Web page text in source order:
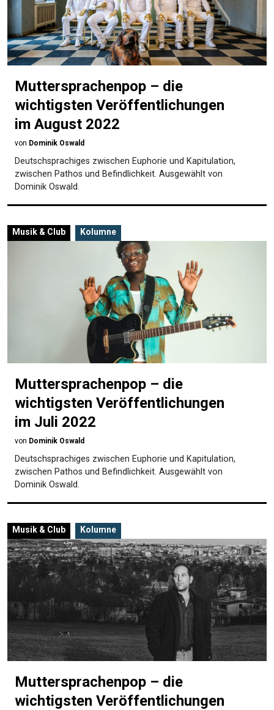
Muttersprachenpop – die
wichtigsten Veröffentlichungen
im August 2022
von Dominik Oswald
Deutschsprachiges zwischen Euphorie und Kapitulation,
zwischen Pathos und Befindlichkeit. Ausgewählt von
Dominik Oswald.
Musik & Club Kolumne
Muttersprachenpop – die
wichtigsten Veröffentlichungen
im Juli 2022
von Dominik Oswald
Deutschsprachiges zwischen Euphorie und Kapitulation,
zwischen Pathos und Befindlichkeit. Ausgewählt von
Dominik Oswald.
Musik & Club Kolumne
Muttersprachenpop – die
wichtigsten Veröffentlichungen